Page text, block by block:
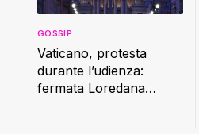
Vaticano, protesta
durante l’udienza:
fermata Loredana
GOSSIP